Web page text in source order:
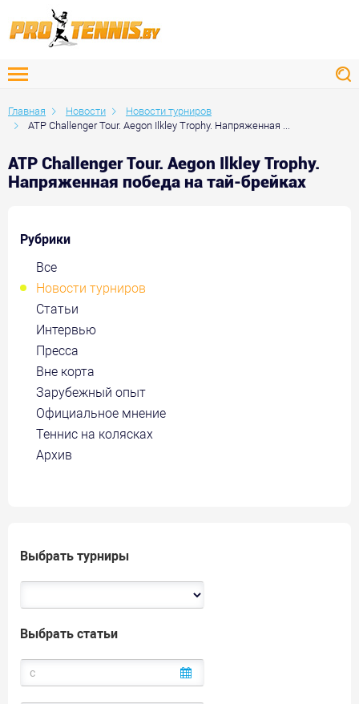
Главная Новости
Новости турниров
ATP Challenger Tour. Aegon Ilkley Trophy. Напряженная ...
ATP Challenger Tour. Aegon Ilkley Trophy.
Напряженная победа на тай-брейках
Рубрики
Все
Новости турниров
Статьи
Интервью
Пресса
Вне корта
Зарубежный опыт
Официальное мнение
Теннис на колясках
Архив
Выбрать турниры
Выбрать статьи